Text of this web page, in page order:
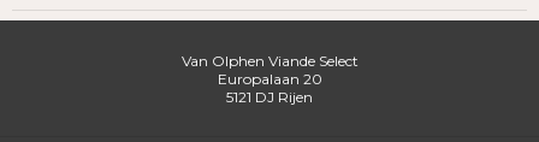
Van Olphen Viande Select
Europalaan 20
5121 DJ Rijen